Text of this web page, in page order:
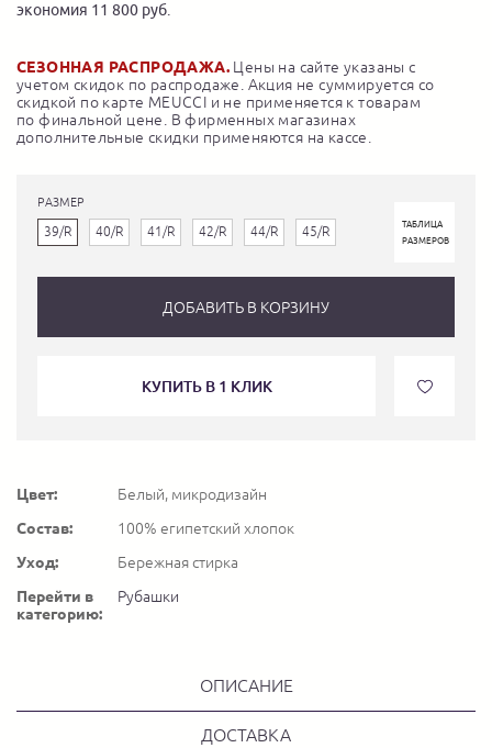
экономия 11 800 руб.
СЕЗОННАЯ РАСПРОДАЖА. Цены на сайте указаны с
учетом скидок по распродаже. Акция не суммируется со
скидкой по карте MEUCCI и не применяется к товарам
по финальной цене. В фирменных магазинах
дополнительные скидки применяются на кассе.
РАЗМЕР
39/R 40/R 41/R 42/R 44/R 45/R
ТАБЛИЦА
РАЗМЕРОВ
ДОБАВИТЬ В КОРЗИНУ
КУПИТЬ В 1 КЛИК
Цвет:
Белый, микродизайн
Состав:
100% египетский хлопок
Уход:
Бережная стирка
Перейти в
категорию:
Рубашки
ОПИСАНИЕ
ДОСТАВКА